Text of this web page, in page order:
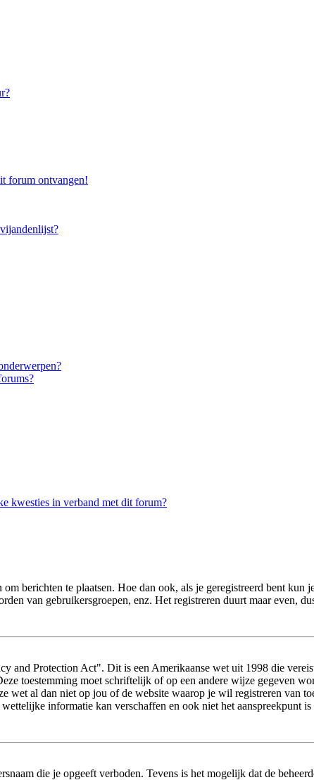
forum ontvangen!
kwesties in verband met dit forum?
berichten te plaatsen. Hoe dan ook, als je geregistreerd bent
van gebruikersgroepen, enz. Het registreren duurt maar even,
and Protection Act". Dit is een Amerikaanse wet uit 1998 die
toestemming moet schriftelijk of op een andere wijze gegeven
wet al dan niet op jou of de website waarop je wil registreren van
informatie kan verschaffen en ook niet het aanspreekpunt
die je opgeeft verboden. Tevens is het mogelijk dat de